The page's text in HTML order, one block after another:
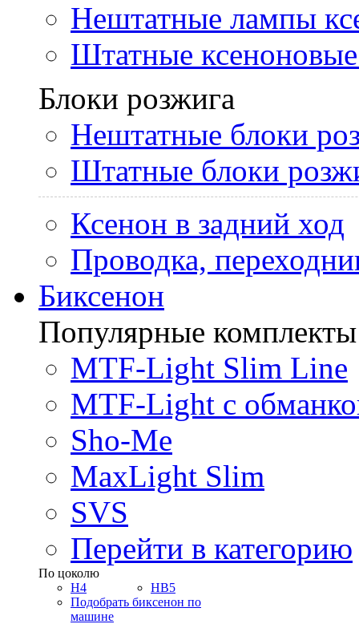
Нештатные лампы
Штатные
Блоки розжига
Нештатные блоки
Штатные блоки
Ксенон в задний ход
Проводка,
Биксенон
Популярные комплекты
MTF-Light Slim Line
MTF-Light с
Sho-Me
MaxLight Slim
SVS
Перейти в категорию
По цоколю
H4
HB5
Подобрать биксенон по
машине